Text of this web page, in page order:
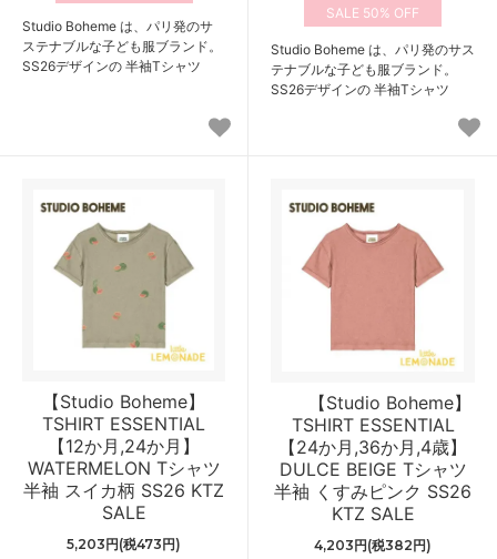
Studio Boheme は、パリ発のサ
ステナブルな子ども服ブランド。
SS26デザインの 半袖Tシャツ
50%
Studio Boheme は、パリ発のサス
テナブルな子ども服ブランド。
SS26デザインの 半袖Tシャツ
【Studio Boheme】
TSHIRT ESSENTIAL
【12か月,24か月】
WATERMELON Tシャツ
半袖 スイカ柄 SS26 KTZ
SALE
5,203円(税473円)
【Studio Boheme】
TSHIRT ESSENTIAL
【24か月,36か月,4歳】
DULCE BEIGE Tシャツ
半袖 くすみピンク SS26
KTZ SALE
4,203円(税382円)